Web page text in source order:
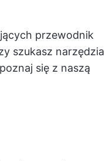
przewodnik
szukasz narzędzia
się z naszą